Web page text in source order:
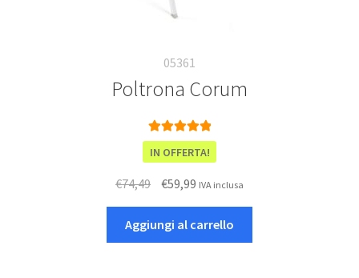
05361
Poltrona Corum
Valutato5.00
su 5
IN OFFERTA!
€74,49
prezzo
originale
era:
€59,99Il
prezzo
attuale
è:
IVA inclusa
Aggiungi al carrello